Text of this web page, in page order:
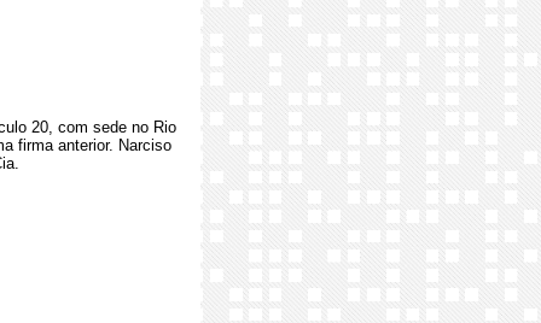
20, com sede no Rio
firma anterior. Narciso